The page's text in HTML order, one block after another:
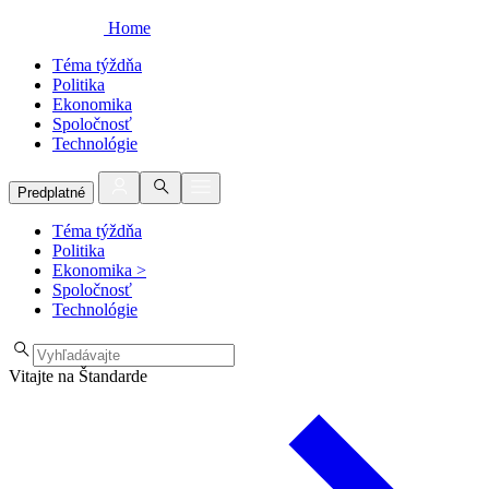
Home
Téma týždňa
Politika
Ekonomika
Spoločnosť
Technológie
Predplatné
Téma týždňa
Politika
Ekonomika >
Spoločnosť
Technológie
Vitajte na Štandarde